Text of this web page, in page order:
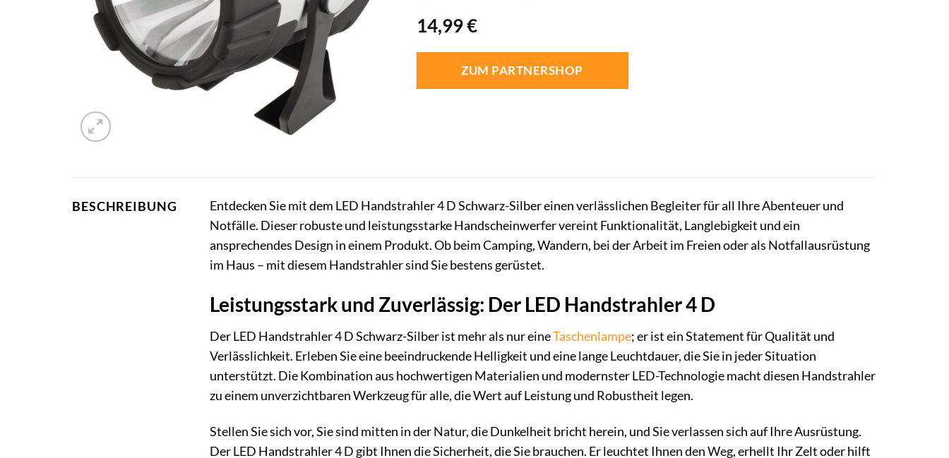
14,99€
ZUM PARTNERSHOP
BESCHREIBUNG
Entdecken Sie mit dem LED Handstrahler 4 D Schwarz-Silber einen verlässlichen Begleiter für all Ihre Abenteuer und
Notfälle. Dieser robuste und leistungsstarke Handscheinwerfer vereint Funktionalität, Langlebigkeit und ein
ansprechendes Design in einem Produkt. Ob beim Camping, Wandern, bei der Arbeit im Freien oder als Notfallausrüstung
im Haus – mit diesem Handstrahler sind Sie bestens gerüstet.
Leistungsstark und Zuverlässig: Der LED Handstrahler 4 D
Der LED Handstrahler 4 D Schwarz-Silber ist mehr als nur eineTaschenlampe; er ist ein Statement für Qualität und
Verlässlichkeit. Erleben Sie eine beeindruckende Helligkeit und eine lange Leuchtdauer, die Sie in jeder Situation
unterstützt. Die Kombination aus hochwertigen Materialien und modernster LED-Technologie macht diesen Handstrahler
zu einem unverzichtbaren Werkzeug für alle, die Wert auf Leistung und Robustheit legen.
Stellen Sie sich vor, Sie sind mitten in der Natur, die Dunkelheit bricht herein, und Sie verlassen sich auf Ihre Ausrüstung.
Der LED Handstrahler 4 D gibt Ihnen die Sicherheit, die Sie brauchen. Er leuchtet Ihnen den Weg, erhellt Ihr Zelt oder hilft